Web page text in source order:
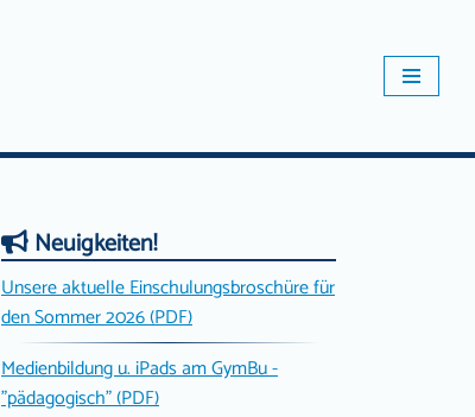
Neuigkeiten!
Unsere aktuelle Einschulungsbroschüre für
den Sommer 2026 (PDF)
Medienbildung u. iPads am GymBu -
"pädagogisch" (PDF)